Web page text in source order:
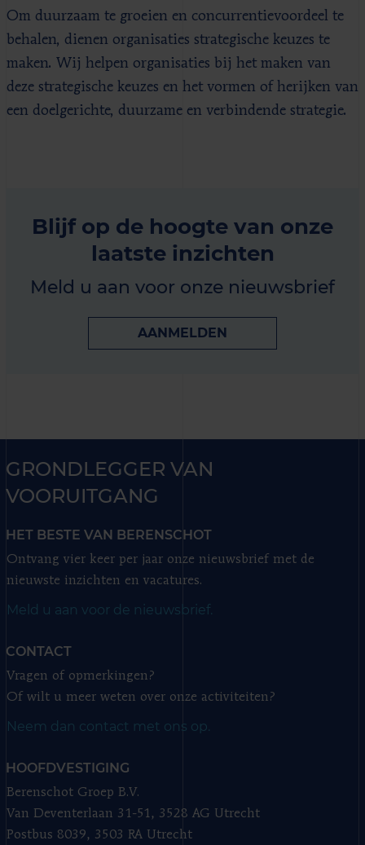
Om duurzaam te groeien en concurrentievoordeel te
behalen, dienen organisaties strategische keuzes te
maken. Wij helpen organisaties bij het maken van
deze strategische keuzes en het vormen of herijken van
een doelgerichte, duurzame en verbindende strategie.
Blijf op de hoogte van onze
laatste inzichten
Meld u aan voor onze nieuwsbrief
AANMELDEN
GRONDLEGGER VAN
VOORUITGANG
HET BESTE VAN BERENSCHOT
Ontvang vier keer per jaar onze nieuwsbrief met de
nieuwste inzichten en vacatures.
Meld u aan voor de nieuwsbrief.
CONTACT
Vragen of opmerkingen?
Of wilt u meer weten over onze activiteiten?
Neem dan contact met ons op.
HOOFDVESTIGING
Berenschot Groep B.V.
Van Deventerlaan 31-51, 3528 AG Utrecht
Postbus 8039, 3503 RA Utrecht